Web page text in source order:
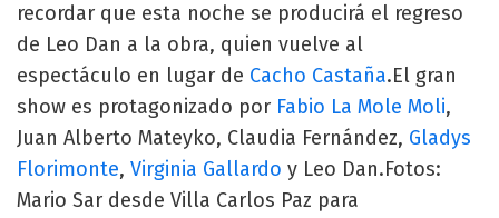
recordar que esta noche se producirá el regreso
de Leo Dan a la obra, quien vuelve al
espectáculo en lugar de Cacho Castaña.El gran
show es protagonizado por Fabio La Mole Moli,
Juan Alberto Mateyko, Claudia Fernández, Gladys
Florimonte, Virginia Gallardo y Leo Dan.Fotos:
Mario Sar desde Villa Carlos Paz para